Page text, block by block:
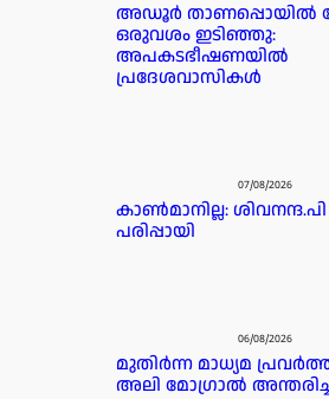
അഡൂർ താണപ്പൊയിൽ
ഒരുവശം ഇടിഞ്ഞു:
അപകടഭീഷണയിൽ
പ്രദേശവാസികൾ
07/08/2026
കാൺമാനില്ല: ശിവനന്ദ.പി
പരിപ്പായി
06/08/2026
മുതിർന്ന മാധ്യമ
അലി മോഗ്രാൽ